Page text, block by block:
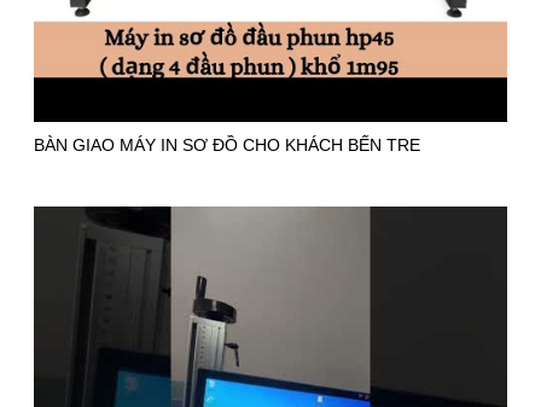
BÀN GIAO MÁY IN SƠ ĐỒ CHO KHÁCH BẾN TRE